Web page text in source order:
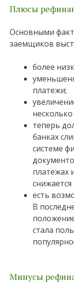
Плюсы
Основными
заемщиков
более
платежи;
несколько
теперь
банках
системе
платежах
есть
В
стала
Минусы